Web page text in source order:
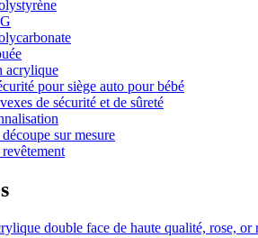
acrylique
pour siège auto pour bébé
de sécurité et de sûreté
sur mesure